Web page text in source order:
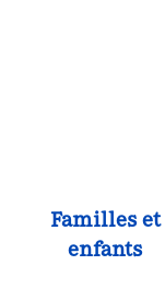
Familles et
enfants